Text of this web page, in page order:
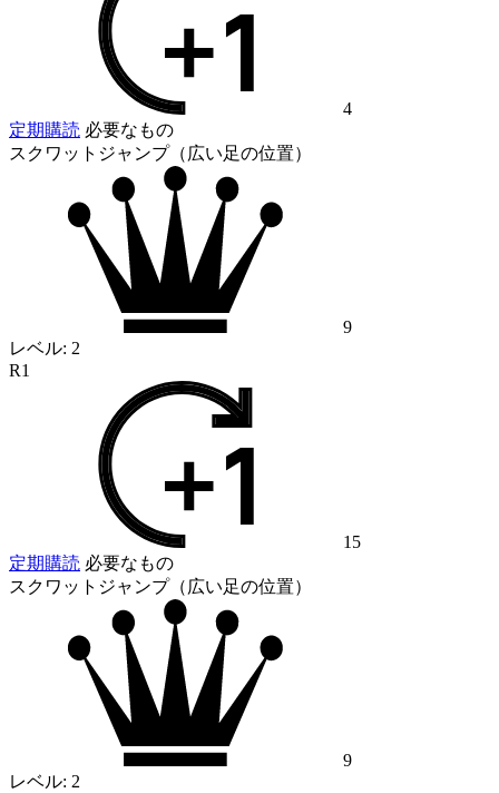
4
定期購読 必要なもの
スクワットジャンプ（広い足の位置）
9
レベル: 2
R1
15
定期購読 必要なもの
スクワットジャンプ（広い足の位置）
9
レベル: 2